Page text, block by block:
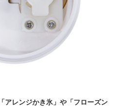
レンジかき氷」や「フローズン